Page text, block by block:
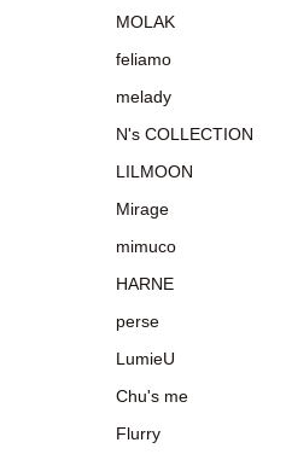
MOLAK
feliamo
melady
N's COLLECTION
LILMOON
Mirage
mimuco
HARNE
perse
LumieU
Chu's me
Flurry